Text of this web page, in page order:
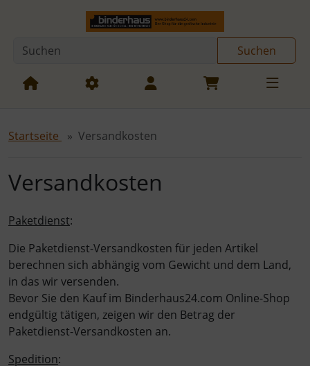
Sprungnavigation
Springe zur Navigation Springe zum Inhalt
Suchen
Startseite Versandkosten
Versandkosten
Paketdienst:
Die Paketdienst-Versandkosten für jeden Artikel
berechnen sich abhängig vom Gewicht und dem Land,
in das wir versenden.
Bevor Sie den Kauf im Binderhaus24.com Online-Shop
endgültig tätigen, zeigen wir den Betrag der
Paketdienst-Versandkosten an.
Spedition: